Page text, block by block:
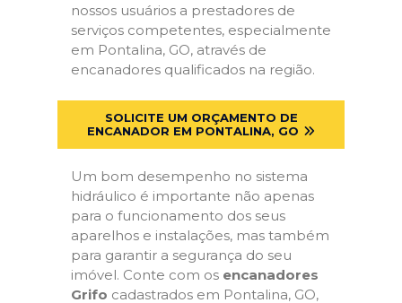
nossos usuários a prestadores de
serviços competentes, especialmente
em Pontalina, GO, através de
encanadores qualificados na região.
SOLICITE UM ORÇAMENTO DE
ENCANADOR EM PONTALINA, GO
Um bom desempenho no sistema
hidráulico é importante não apenas
para o funcionamento dos seus
aparelhos e instalações, mas também
para garantir a segurança do seu
imóvel. Conte com os encanadores
Grifo cadastrados em Pontalina, GO,